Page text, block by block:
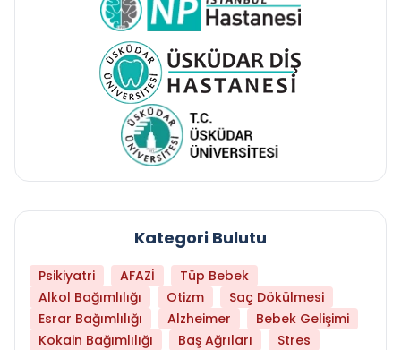
Kategori Bulutu
Psikiyatri AFAZİ
Tüp Bebek
Alkol Bağımlılığı
Otizm
Saç Dökülmesi
Esrar Bağımlılığı
Alzheimer
Bebek Gelişimi
Kokain Bağımlılığı
Baş Ağrıları
Stres